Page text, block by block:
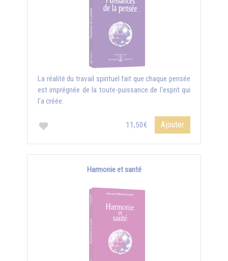
La réalité du travail spirituel fait que chaque pensée
est imprégnée de la toute-puissance de l'esprit qui
l'a créée.
11,50€ Ajouter
Harmonie et santé